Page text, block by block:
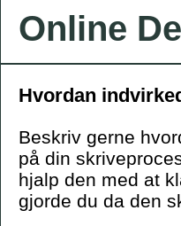
Online
Hvordan
Beskriv gerne
på din
hjalp den med at
gjorde du da den